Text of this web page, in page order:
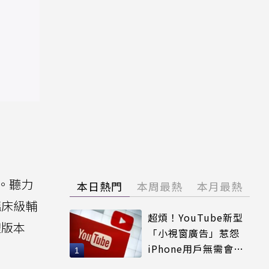
聽力
級輔
本
本日熱門 本周最熱 本月最熱
超煩！YouTube新型
「小視窗廣告」惹怨
iPhone用戶無需會員